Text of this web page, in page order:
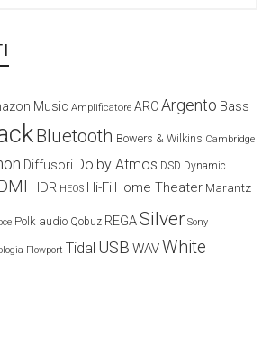
Music Amplificatore ARCArgento Bass
Bluetooth Bowers & Wilkins Cambridge
Diffusori Dolby Atmos DSD Dynamic
HDR HEOS Hi-Fi Home Theater Marantz
Polk audio Qobuz REGASilver Sony
Flowport Tidal USB WAVWhite